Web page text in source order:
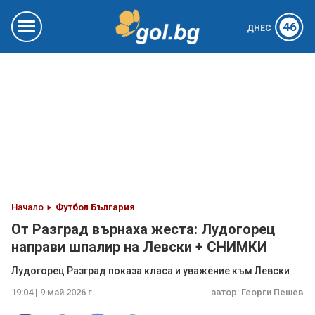
ДНЕС 46
Начало Футбол България
От Разград върнаха жеста: Лудогорец
направи шпалир на Левски + СНИМКИ
Лудогорец Разград показа класа и уважение към Левски
19:04 | 9 май 2026 г. автор: Георги Пешев